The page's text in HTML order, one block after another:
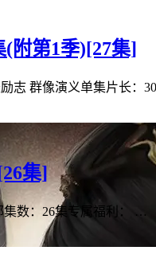
附第1季)[27集]
志 群像演义单集片长：
集]
数：26集专属福利： …